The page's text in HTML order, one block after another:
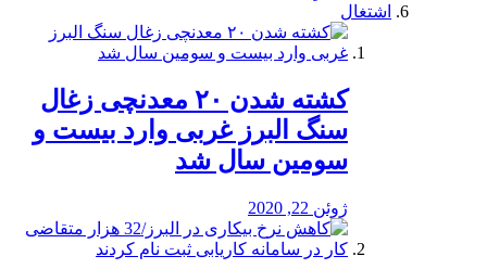
اشتغال
کشته شدن ۲۰ معدنچی زغال
سنگ البرز غربی وارد بیست و
سومین سال شد
ژوئن 22, 2020